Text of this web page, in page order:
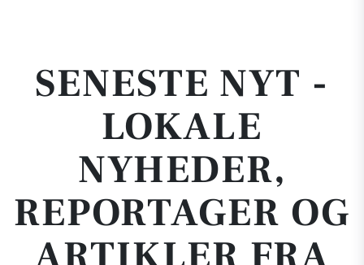
SENESTE NYT -
LOKALE
NYHEDER,
REPORTAGER OG